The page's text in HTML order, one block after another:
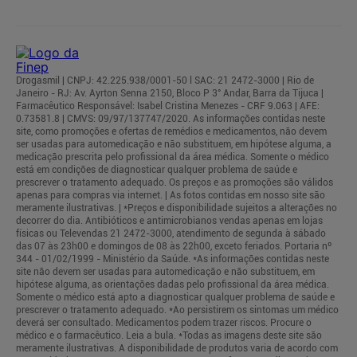
Drogasmil | CNPJ: 42.225.938/0001-50 l SAC: 21 2472-3000 | Rio de
Janeiro - RJ: Av. Ayrton Senna 2150, Bloco P 3° Andar, Barra da Tijuca |
Farmacêutico Responsável: Isabel Cristina Menezes - CRF 9.063 | AFE:
0.73581.8 | CMVS: 09/97/137747/2020. As informações contidas neste
site, como promoções e ofertas de remédios e medicamentos, não devem
ser usadas para automedicação e não substituem, em hipótese alguma, a
medicação prescrita pelo profissional da área médica. Somente o médico
está em condições de diagnosticar qualquer problema de saúde e
prescrever o tratamento adequado. Os preços e as promoções são válidos
apenas para compras via internet. | As fotos contidas em nosso site são
meramente ilustrativas. | *Preços e disponibilidade sujeitos a alterações no
decorrer do dia. Antibióticos e antimicrobianos vendas apenas em lojas
físicas ou Televendas 21 2472-3000, atendimento de segunda à sábado
das 07 às 23h00 e domingos de 08 às 22h00, exceto feriados. Portaria nº
344 - 01/02/1999 - Ministério da Saúde. *As informações contidas neste
site não devem ser usadas para automedicação e não substituem, em
hipótese alguma, as orientações dadas pelo profissional da área médica.
Somente o médico está apto a diagnosticar qualquer problema de saúde e
prescrever o tratamento adequado. *Ao persistirem os sintomas um médico
deverá ser consultado. Medicamentos podem trazer riscos. Procure o
médico e o farmacêutico. Leia a bula. *Todas as imagens deste site são
meramente ilustrativas. A disponibilidade de produtos varia de acordo com